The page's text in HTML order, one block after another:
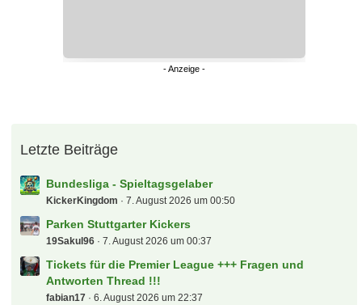
Letzte Beiträge
Bundesliga - Spieltagsgelaber
KickerKingdom 7. August 2026 um 00:50
Parken Stuttgarter Kickers
19Sakul96 7. August 2026 um 00:37
Tickets für die Premier League +++ Fragen und
Antworten Thread !!!
fabian17 6. August 2026 um 22:37